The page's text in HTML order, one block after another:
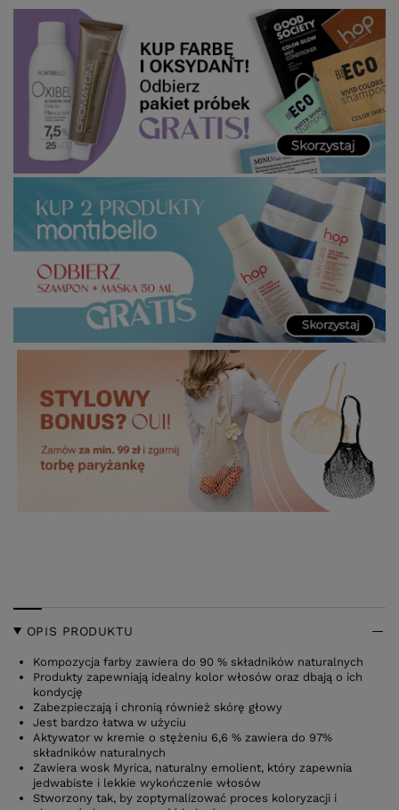
OPIS PRODUKTU
Kompozycja farby zawiera do 90 % składników naturalnych
Produkty zapewniają idealny kolor włosów oraz dbają o ich
kondycję
Zabezpieczają i chronią również skórę głowy
Jest bardzo łatwa w użyciu
Aktywator w kremie o stężeniu 6,6 % zawiera do 97%
składników naturalnych
Zawiera wosk Myrica, naturalny emolient, który zapewnia
jedwabiste i lekkie wykończenie włosów
Stworzony tak, by zoptymalizować proces koloryzacji i